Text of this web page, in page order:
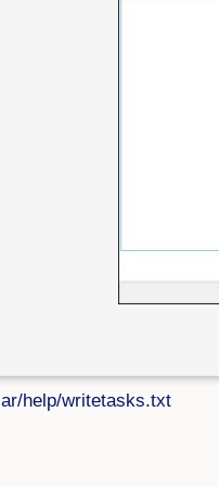
ar/help/writetasks.txt